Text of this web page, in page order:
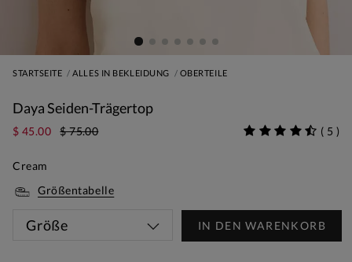
STARTSEITE ALLES IN BEKLEIDUNG OBERTEILE
Daya Seiden-Trägertop
$ 45.00 $ 75.00 ( 5 )
Cream
Größentabelle
Größe IN DEN WARENKORB